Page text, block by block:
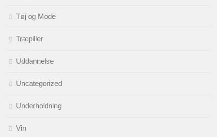
Tøj og Mode
Træpiller
Uddannelse
Uncategorized
Underholdning
Vin